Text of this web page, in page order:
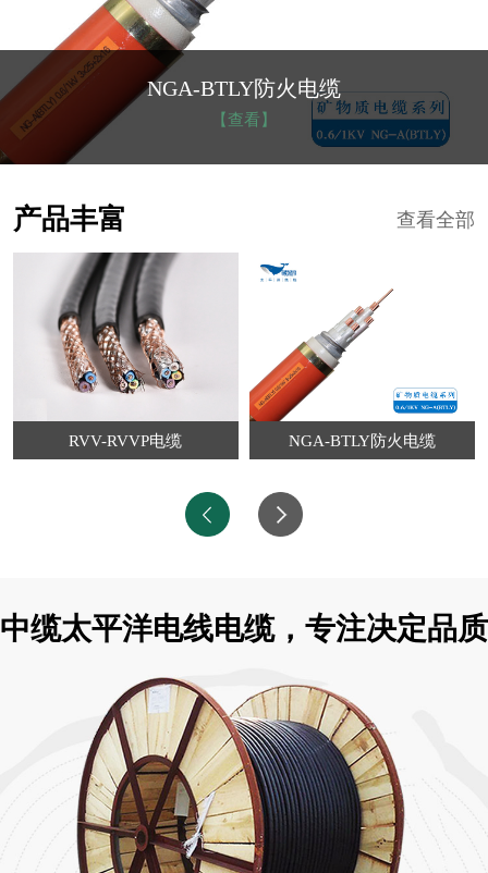
NGA-BTLY防火电缆
【查看】
查看全部
产品丰富
RVV-RVVP电缆 NGA-BTLY防火电缆
中缆太平洋电线电缆，专注决定品质